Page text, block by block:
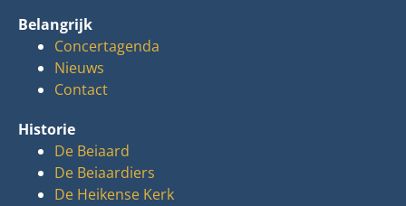
Belangrijk
Concertagenda
Nieuws
Contact
Historie
De Beiaard
De Beiaardiers
De Heikense Kerk